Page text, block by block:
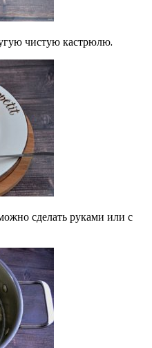
чистую кастрюлю.
сделать руками или с